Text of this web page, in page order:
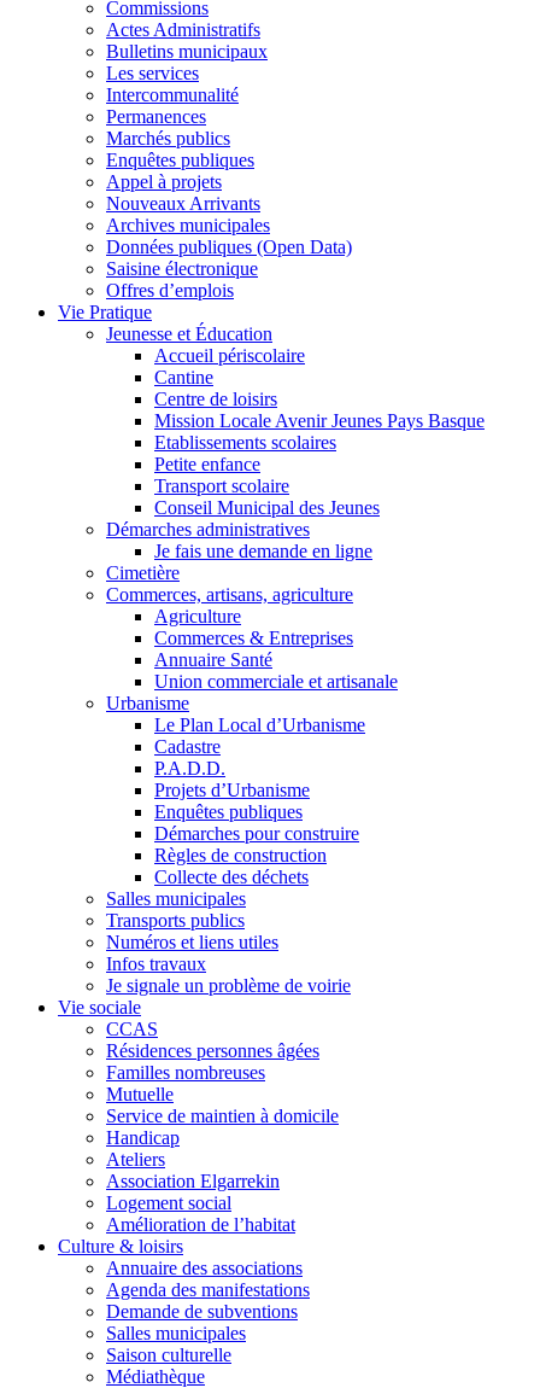
Commissions
Actes Administratifs
Bulletins municipaux
Les services
Intercommunalité
Permanences
Marchés publics
Enquêtes publiques
Appel à projets
Nouveaux Arrivants
Archives municipales
Données publiques (Open Data)
Saisine électronique
Offres d’emplois
Vie Pratique
Jeunesse et Éducation
Accueil périscolaire
Cantine
Centre de loisirs
Mission Locale Avenir Jeunes Pays Basque
Etablissements scolaires
Petite enfance
Transport scolaire
Conseil Municipal des Jeunes
Démarches administratives
Je fais une demande en ligne
Cimetière
Commerces, artisans, agriculture
Agriculture
Commerces & Entreprises
Annuaire Santé
Union commerciale et artisanale
Urbanisme
Le Plan Local d’Urbanisme
Cadastre
P.A.D.D.
Projets d’Urbanisme
Enquêtes publiques
Démarches pour construire
Règles de construction
Collecte des déchets
Salles municipales
Transports publics
Numéros et liens utiles
Infos travaux
Je signale un problème de voirie
Vie sociale
CCAS
Résidences personnes âgées
Familles nombreuses
Mutuelle
Service de maintien à domicile
Handicap
Ateliers
Association Elgarrekin
Logement social
Amélioration de l’habitat
Culture & loisirs
Annuaire des associations
Agenda des manifestations
Demande de subventions
Salles municipales
Saison culturelle
Médiathèque